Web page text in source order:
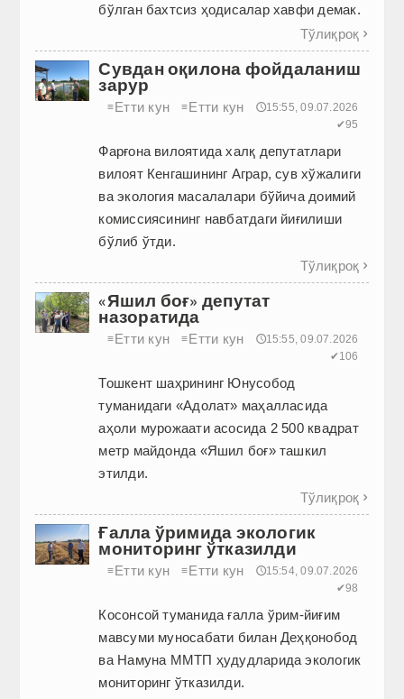
бўлган бахтсиз ҳодисалар хавфи демак.
Тўлиқроқ 
Сувдан оқилона фойдаланиш
зарур
≡Етти кун ≡Етти кун
🕔15:55, 09.07.2026
✔95
Фарғона вилоятида халқ депутатлари
вилоят Кенгашининг Аграр, сув хўжалиги
ва экология масалалари бўйича доимий
комиссиясининг навбатдаги йиғилиши
бўлиб ўтди.
Тўлиқроқ 
«Яшил боғ» депутат
назоратида
≡Етти кун ≡Етти кун
🕔15:55, 09.07.2026
✔106
Тошкент шаҳрининг Юнусобод
туманидаги «Адолат» маҳалласида
аҳоли мурожаати асосида 2 500 квадрат
метр майдонда «Яшил боғ» ташкил
этилди.
Тўлиқроқ 
Ғалла ўримида экологик
мониторинг ўтказилди
≡Етти кун ≡Етти кун
🕔15:54, 09.07.2026
✔98
Косонсой туманида ғалла ўрим-йиғим
мавсуми муносабати билан Деҳқонобод
ва Намуна ММТП ҳудудларида экологик
мониторинг ўтказилди.